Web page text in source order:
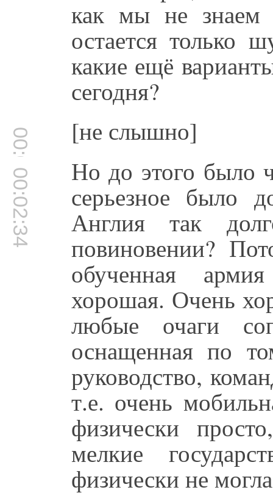
как мы не знаем
остается только
какие ещё
сегодня?
00:02:16 [не слышно]
00:02:34 Но до этого было
серьезное было
Англия так
повиновении?
обученная
хорошая. Очень
любые очаги
оснащенная по
руководство,
т.е. очень
физически
мелкие
физически не